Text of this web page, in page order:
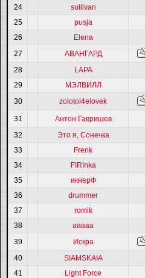
24
sullivan
25
pusja
26
Elena
27
АВАНГАРД
28
LAPA
29
МЭЛВИЛЛ
30
zolotoi4elovek
31
Антон Гавришев
32
Это я, Сонечка
33
Frenk
34
FIRInka
35
икнерФ
36
drummer
37
romik
38
ааааа
39
Искра
40
SIAMSKAIA
41
Light Force